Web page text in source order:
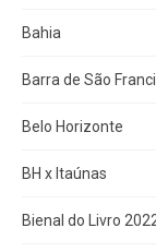
Bahia
Barra de São
Belo Horizonte
BH x Itaúnas
Bienal do Livro